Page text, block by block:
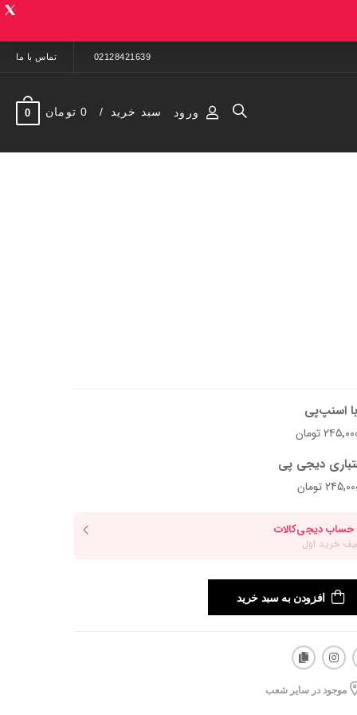
02128421639 تماس با ما
ورود سبد خرید 0 تومان 0
اسنپ‌پی
دیجی پی
افزودن به سبد خرید
موجود در سایر شعب